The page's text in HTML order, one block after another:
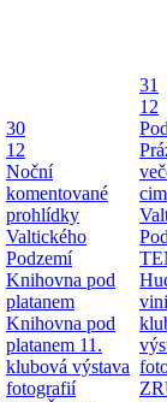
30
12
Noční
komentované
prohlídky
Valtického
Podzemí
Knihovna pod
platanem
Knihovna pod
platanem 11.
klubová výstava
fotografií
31
12